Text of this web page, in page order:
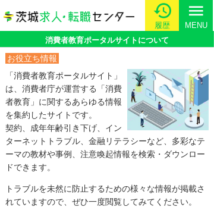
履歴
menu
MENU
消費者教育ポータルサイトについて
お役立ち情報
「消費者教育ポータルサイト」
は、消費者庁が運営する「消費
者教育」に関するあらゆる情報
を集約したサイトです。
契約、成年年齢引き下げ、イン
ターネットトラブル、金融リテラシーなど、多彩なテ
ーマの教材や事例、注意喚起情報を検索・ダウンロー
ドできます。
トラブルを未然に防止するための様々な情報が掲載さ
れていますので、ぜひ一度閲覧してみてください。